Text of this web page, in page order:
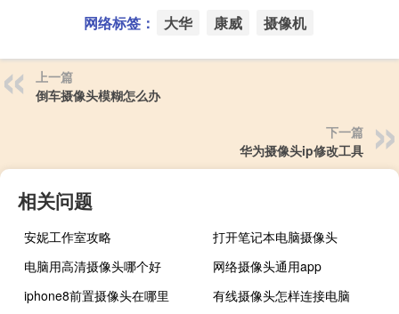
网络标签： 大华 康威 摄像机
上一篇
倒车摄像头模糊怎么办
下一篇
华为摄像头ip修改工具
相关问题
安妮工作室攻略
打开笔记本电脑摄像头
电脑用高清摄像头哪个好
网络摄像头通用app
iphone8前置摄像头在哪里
有线摄像头怎样连接电脑